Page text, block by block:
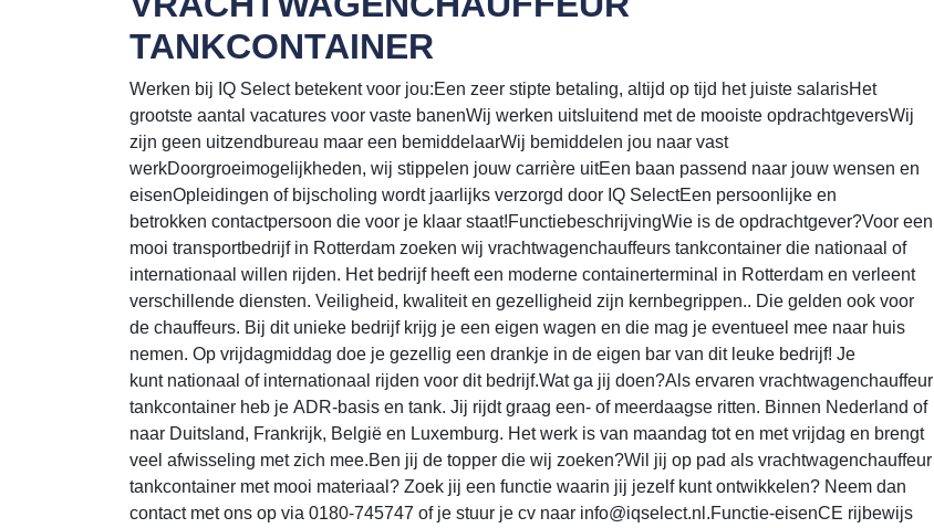
TANKCONTAINER
Werken bij IQ Select betekent voor jou:Een zeer stipte betaling, altijd op tijd het juiste salarisHet
grootste aantal vacatures voor vaste banenWij werken uitsluitend met de mooiste opdrachtgeversWij
zijn geen uitzendbureau maar een bemiddelaarWij bemiddelen jou naar vast
werkDoorgroeimogelijkheden, wij stippelen jouw carrière uitEen baan passend naar jouw wensen en
eisenOpleidingen of bijscholing wordt jaarlijks verzorgd door IQ SelectEen persoonlijke en
betrokken contactpersoon die voor je klaar staat!FunctiebeschrijvingWie is de opdrachtgever?Voor een
mooi transportbedrijf in Rotterdam zoeken wij vrachtwagenchauffeurs tankcontainer die nationaal of
internationaal willen rijden. Het bedrijf heeft een moderne containerterminal in Rotterdam en verleent
verschillende diensten. Veiligheid, kwaliteit en gezelligheid zijn kernbegrippen.. Die gelden ook voor
de chauffeurs. Bij dit unieke bedrijf krijg je een eigen wagen en die mag je eventueel mee naar huis
nemen. Op vrijdagmiddag doe je gezellig een drankje in de eigen bar van dit leuke bedrijf! Je
kunt nationaal of internationaal rijden voor dit bedrijf.Wat ga jij doen?Als ervaren vrachtwagenchauffeur
tankcontainer heb je ADR-basis en tank. Jij rijdt graag een- of meerdaagse ritten. Binnen Nederland of
naar Duitsland, Frankrijk, België en Luxemburg. Het werk is van maandag tot en met vrijdag en brengt
veel afwisseling met zich mee.Ben jij de topper die wij zoeken?Wil jij op pad als vrachtwagenchauffeur
tankcontainer met mooi materiaal? Zoek jij een functie waarin jij jezelf kunt ontwikkelen? Neem dan
contact met ons op via 0180-745747 of je stuur je cv naar info@iqselect.nl.Functie-eisenCE rijbewijs